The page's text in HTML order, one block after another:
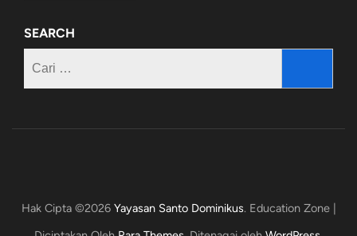
SEARCH
Hak Cipta ©2026 Yayasan Santo Dominikus. Education Zone |